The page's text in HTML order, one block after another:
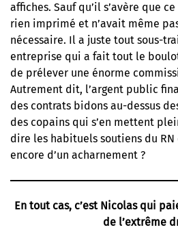
affiches. Sauf qu’il s’avère que
rien imprimé et n’avait même
nécessaire. Il a juste tout sous-
entreprise qui a fait tout le
de prélever une énorme
Autrement dit, l’argent public
des contrats bidons au-dessus
des copains qui s’en mettent
dire les habituels soutiens du RN
encore d’un acharnement ?
En tout cas, c’est Nicolas qui
de l’extrême